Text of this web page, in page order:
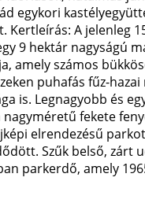
egykori
Kertleírás: A jelenleg
9 hektár nagyságú
amely számos
puhafás fűz-
is. Legnagyobb és
fekete
elrendezésű
Szűk belső,
parkerdő, amely